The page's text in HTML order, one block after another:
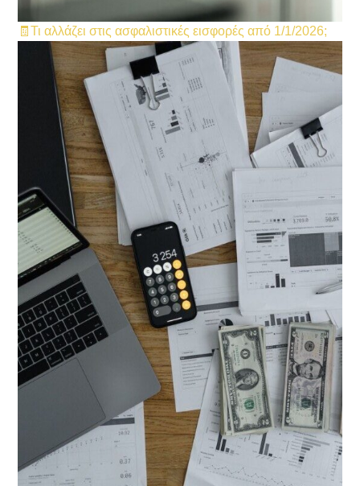
🧾Τι αλλάζει στις ασφαλιστικές εισφορές από 1/1/2026;